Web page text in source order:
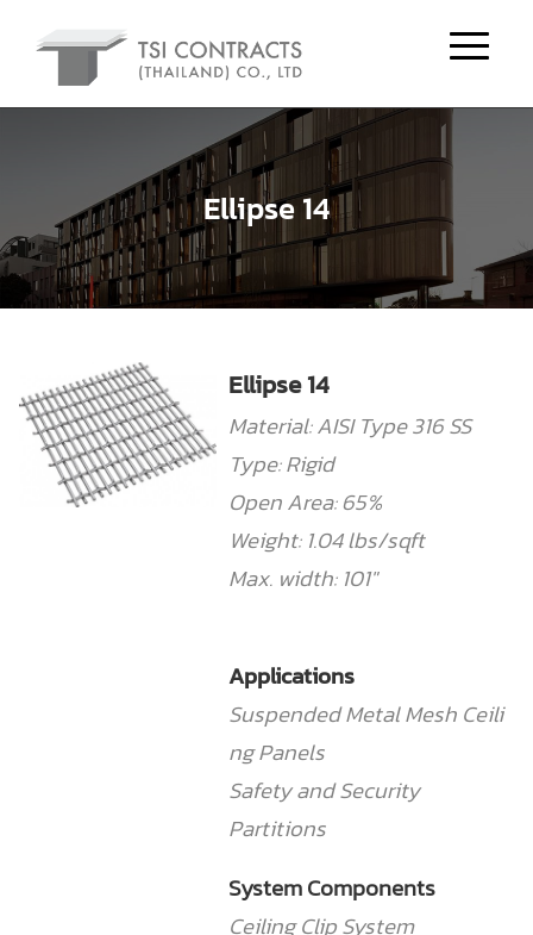
Ellipse 14
Ellipse 14
Material: AISI Type 316 SS
Type: Rigid
Open Area: 65%
Weight: 1.04 lbs/sqft
Max. width: 101"
Applications
Suspended Metal Mesh Ceili
ng Panels
Safety and Security
Partitions
System Components
Ceiling Clip System